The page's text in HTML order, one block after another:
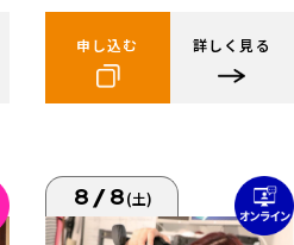
申し込む 詳しく見る
8/8(土)